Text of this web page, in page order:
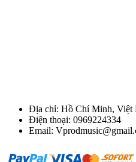
Địa chỉ: Hồ Chí Minh, Việt
Điện thoại: 0969224334
Email: